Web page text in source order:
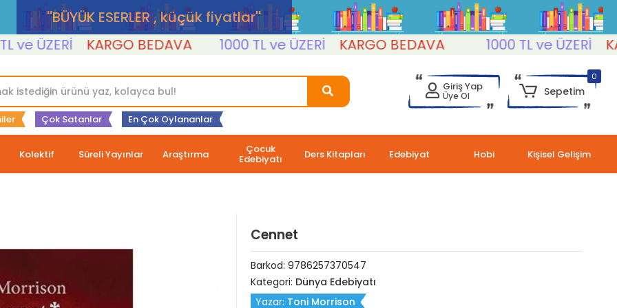
''BÜYÜK ESERLER , küçük fiyatlar''
ÜZERİ KARGO BEDAVA 1000 TL ve ÜZERİ KARGO BEDAVA 1000 TL ve ÜZERİ
Çok Satanlar En Çok Oylananlar
Giriş Yap
Üye Ol
0
Sepetim
Kolektif Süreli Yayınlar Araştırma Çocuk
Edebiyatı Ders Kitapları Edebiyat Hobi Kişisel Gelişim
Cennet
Barkod: 9786257370547
Kategori: Dünya Edebiyatı
Yazar: Toni Morrison